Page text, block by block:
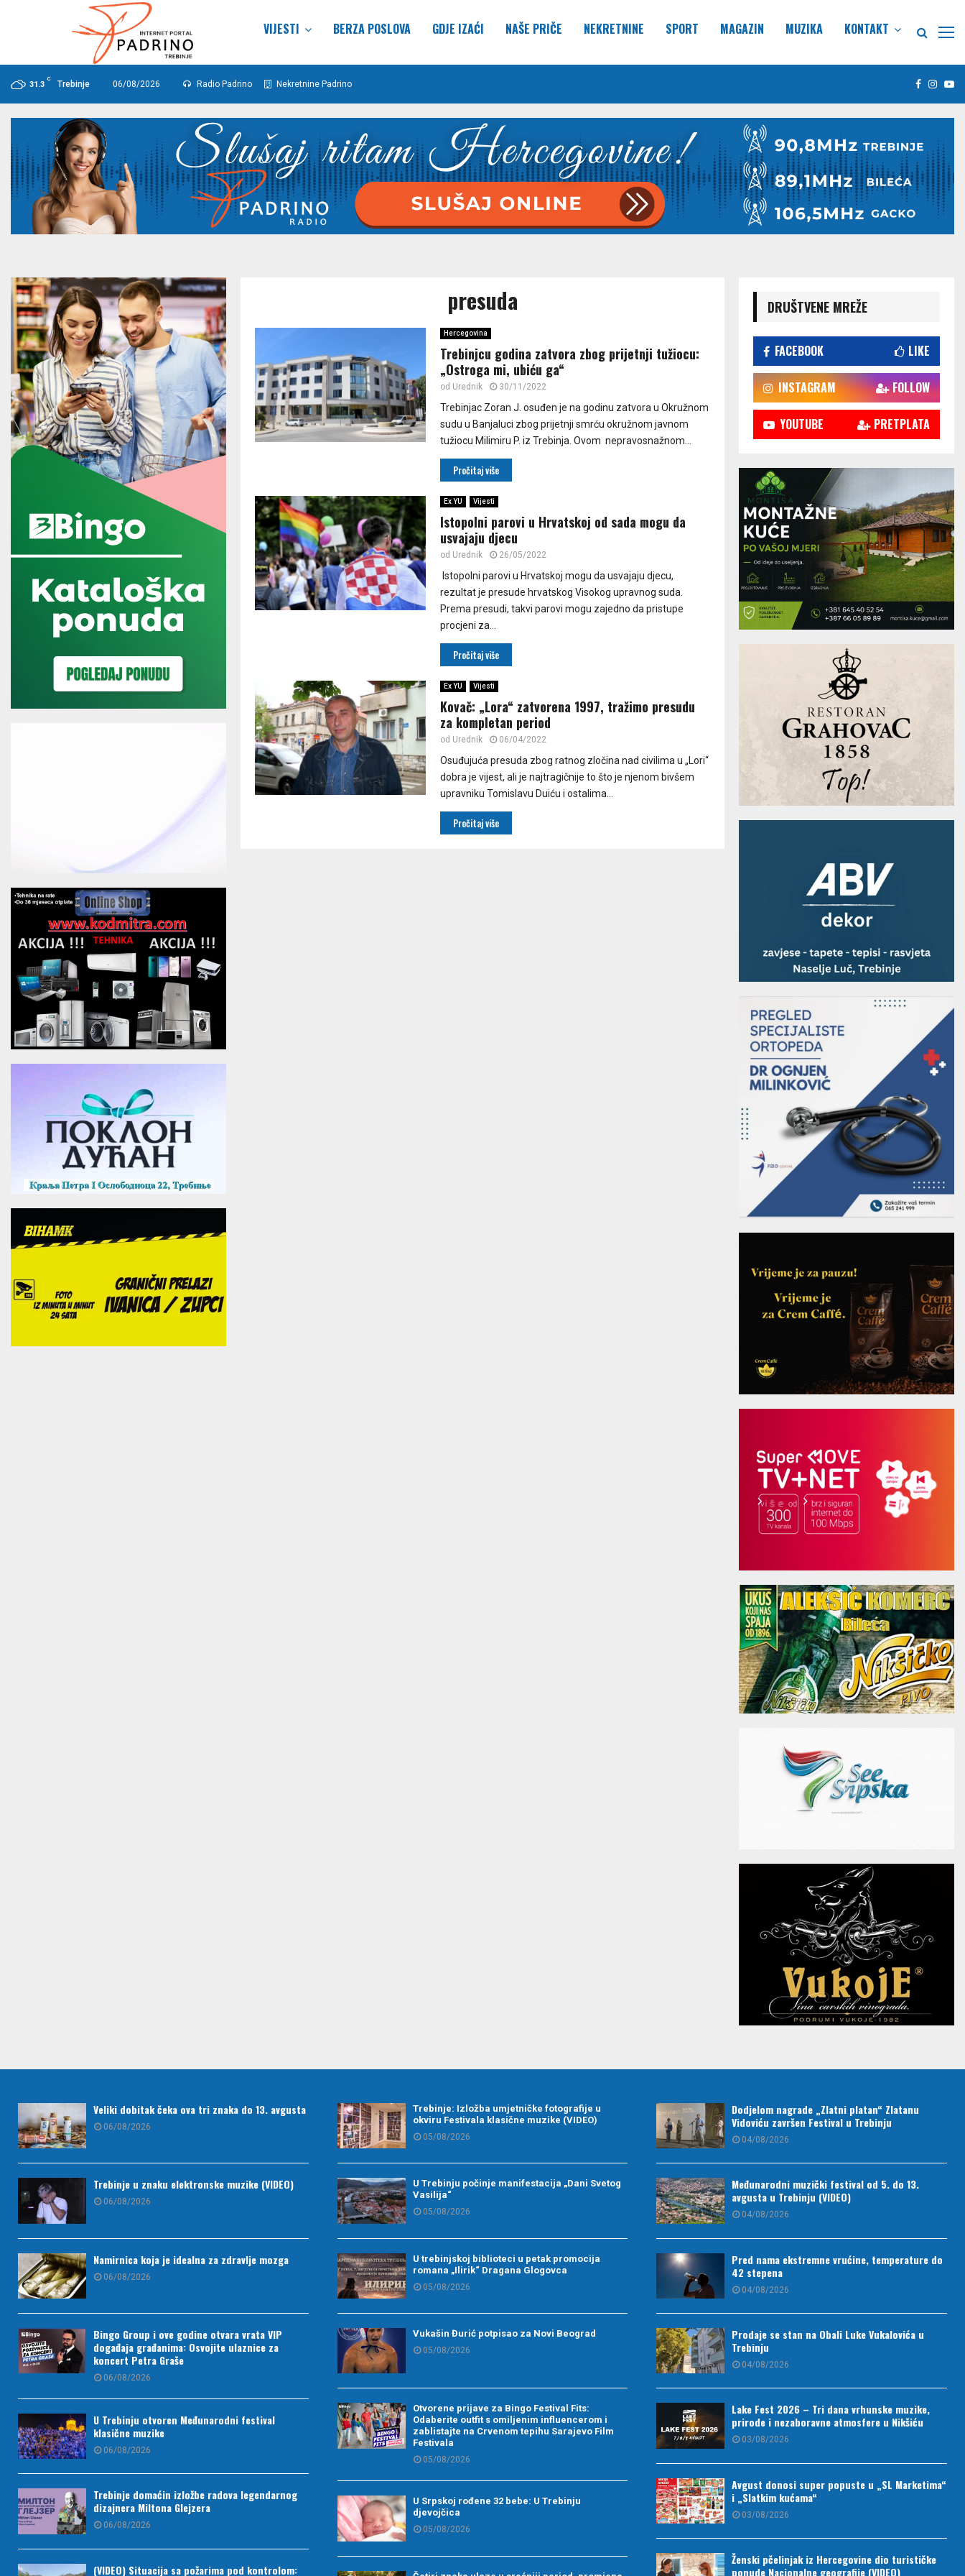
VIJESTI BERZA POSLOVA GDJE IZAĆI NAŠE PRIČE NEKRETNINE SPORT MAGAZIN MUZIKA KONTAKT
31.3
C
Trebinje 06/08/2026 Radio Padrino Nekretnine Padrino Facebook
presuda
Hercegovina
Trebinjcu godina zatvora zbog prijetnji tužiocu:
„Ostroga mi, ubiću ga“
od Urednik 30/11/2022
Trebinjac Zoran J. osuđen je na godinu zatvora u Okružnom
sudu u Banjaluci zbog prijetnji smrću okružnom javnom
tužiocu Milimiru P. iz Trebinja. Ovom nepravosnažnom...
Pročitaj više
Ex YU Vijesti
Istopolni parovi u Hrvatskoj od sada mogu da
usvajaju djecu
od Urednik 26/05/2022
Istopolni parovi u Hrvatskoj mogu da usvajaju djecu,
rezultat je presude hrvatskog Visokog upravnog suda.
Prema presudi, takvi parovi mogu zajedno da pristupe
procjeni za...
Pročitaj više
Ex YU Vijesti
Kovač: „Lora“ zatvorena 1997, tražimo presudu
za kompletan period
od Urednik 06/04/2022
Osuđujuća presuda zbog ratnog zločina nad civilima u „Lori“
dobra je vijest, ali je najtragičnije to što je njenom bivšem
upravniku Tomislavu Duiću i ostalima...
Pročitaj više
DRUŠTVENE MREŽE
FACEBOOK LIKE
INSTAGRAM FOLLOW
YOUTUBE PRETPLATA
Veliki dobitak čeka ova tri znaka do 13. avgusta
06/08/2026
Trebinje u znaku elektronske muzike (VIDEO)
06/08/2026
Namirnica koja je idealna za zdravlje mozga
06/08/2026
Bingo Group i ove godine otvara vrata VIP
događaja građanima: Osvojite ulaznice za
koncert Petra Graše
06/08/2026
U Trebinju otvoren Međunarodni festival
klasične muzike
06/08/2026
Trebinje domaćin izložbe radova legendarnog
dizajnera Miltona Glejzera
06/08/2026
(VIDEO) Situacija sa požarima pod kontrolom:
Trebinje: Izložba umjetničke fotografije u
okviru Festivala klasične muzike (VIDEO)
05/08/2026
U Trebinju počinje manifestacija „Dani Svetog
Vasilija“
05/08/2026
U trebinjskoj biblioteci u petak promocija
romana „Ilirik“ Dragana Glogovca
05/08/2026
Vukašin Đurić potpisao za Novi Beograd
05/08/2026
Otvorene prijave za Bingo Festival Fits:
Odaberite outfit s omiljenim influencerom i
zablistajte na Crvenom tepihu Sarajevo Film
Festivala
05/08/2026
U Srpskoj rođene 32 bebe: U Trebinju
djevojčica
05/08/2026
Dodjelom nagrade „Zlatni platan“ Zlatanu
Vidoviću završen Festival u Trebinju
04/08/2026
Međunarodni muzički festival od 5. do 13.
avgusta u Trebinju (VIDEO)
04/08/2026
Pred nama ekstremne vrućine, temperature do
42 stepena
04/08/2026
Prodaje se stan na Obali Luke Vukalovića u
Trebinju
04/08/2026
Lake Fest 2026 – Tri dana vrhunske muzike,
prirode i nezaboravne atmosfere u Nikšiću
03/08/2026
Avgust donosi super popuste u „SL Marketima“
i „Slatkim kućama“
03/08/2026
Ženski pčelinjak iz Hercegovine dio turističke
ponude Nacionalne geografije (VIDEO)